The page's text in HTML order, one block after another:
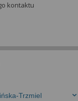
kontaktu
Trzmiel